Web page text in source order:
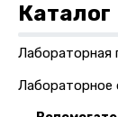
Каталог
Лабораторная
Лабораторное